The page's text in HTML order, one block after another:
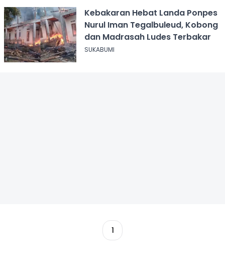
Kebakaran Hebat Landa Ponpes
Nurul Iman Tegalbuleud, Kobong
dan Madrasah Ludes Terbakar
SUKABUMI
1